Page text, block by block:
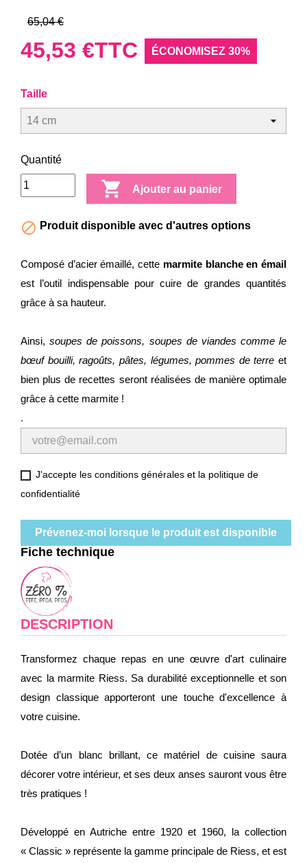
65,04 €
45,53 €TTC ÉCONOMISEZ 30%
Taille
Quantité
 Ajouter au panier
 Produit disponible avec d'autres options
Composé d’acier émaillé, cette marmite blanche en émail
est l’outil indispensable pour cuire de grandes quantités
grâce à sa hauteur.
Ainsi,soupes de poissons, soupes de viandes comme le
bœuf bouilli, ragoûts, pâtes, légumes, pommes de terre et
bien plus de recettes seront réalisées de manière optimale
grâce à cette marmite !
.
J'accepte les conditions générales et la politique de
confidentialité
Prévenez-moi lorsque le produit est disponible
Fiche technique
DESCRIPTION
Transformez chaque repas en une œuvre d'art culinaire
avec la marmite Riess. Sa durabilité exceptionnelle et son
design classique apporteront une touche d'excellence à
votre cuisine.
Dotée d’un blanc brillant, ce matériel de cuisine saura
décorer votre intérieur, et ses deux anses sauront vous être
très pratiques !
Développé en Autriche entre 1920 et 1960, la collection
« Classic » représente la gamme principale de Riess, et est